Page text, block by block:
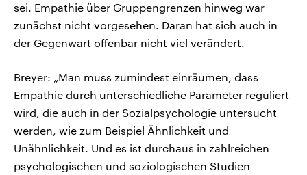
sei. Empathie über Gruppengrenzen hinweg war
zunächst nicht vorgesehen. Daran hat sich auch in
der Gegenwart offenbar nicht viel verändert.
Breyer: „Man muss zumindest einräumen, dass
Empathie durch unterschiedliche Parameter reguliert
wird, die auch in der Sozialpsychologie untersucht
werden, wie zum Beispiel Ähnlichkeit und
Unähnlichkeit. Und es ist durchaus in zahlreichen
psychologischen und soziologischen Studien